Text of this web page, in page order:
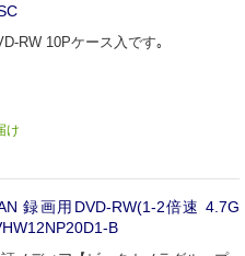
RW 10Pケース入です｡
け
録画用DVD-RW(1-2倍速 4.7G
B